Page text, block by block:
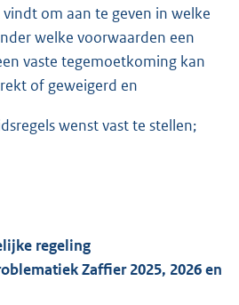
om aan te geven in welke
welke voorwaarden een
vaste tegemoetkoming kan
of geweigerd en
wenst vast te stellen;
regeling
Zaffier 2025, 2026 en